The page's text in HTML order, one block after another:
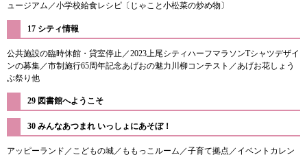
ュージアム／小学校給食レシピ〔じゃこと小松菜の炒め物〕
17 シティ情報
公共施設の臨時休館・貸室停止／2023上尾シティハーフマラソンTシャツデザイ
ンの募集／市制施行65周年記念あげおの魅力川柳コンテスト／あげお花しょう
ぶ祭り他
29 図書館へようこそ
​30 みんなあつまれ いっしょにあそぼ！
アッピーランド／こどもの城／ももっこルーム／子育て拠点／イベントカレン